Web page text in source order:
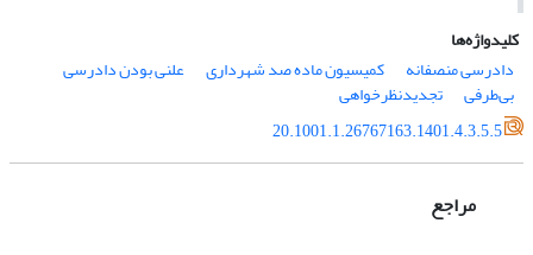
کلیدواژه‌ها
دادرسی منصفانه
کمیسیون ماده صد شهرداری علنی بودن دادرسی
بی‌طرفی
تجدیدنظرخواهی
20.1001.1.26767163.1401.4.3.5.5
مراجع